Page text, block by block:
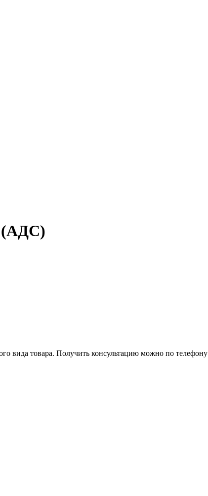
вида товара. Получить консультацию можно по телефону